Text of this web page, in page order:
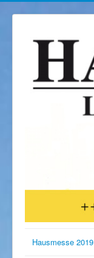
Hausmesse 2019